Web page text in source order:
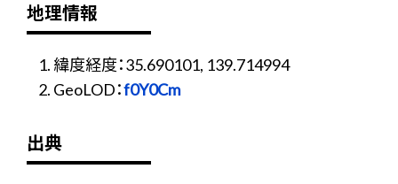
地理情報
緯度経度：35.690101, 139.714994
GeoLOD：f0Y0Cm
出典